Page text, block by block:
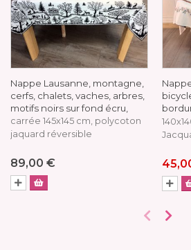
Nappe Lausanne, montagne,
cerfs, chalets, vaches, arbres,
motifs noirs sur fond écru,
carrée 145x145 cm, polycoton
jaquard réversible
89,00 €